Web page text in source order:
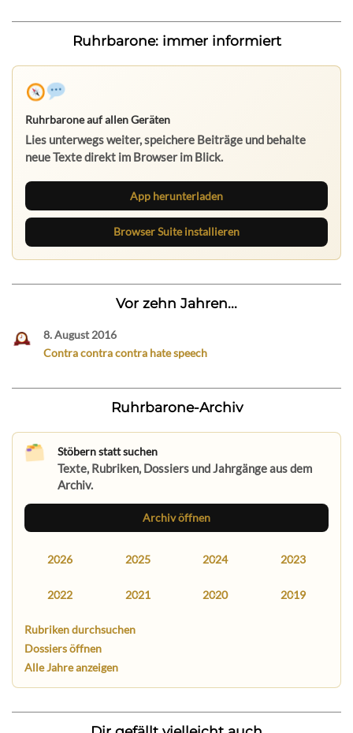
Ruhrbarone: immer informiert
Ruhrbarone auf allen Geräten
Lies unterwegs weiter, speichere Beiträge und behalte
neue Texte direkt im Browser im Blick.
App herunterladen
Browser Suite installieren
Vor zehn Jahren...
8. August 2016
Contra contra contra hate speech
Ruhrbarone-Archiv
Stöbern statt suchen
Texte, Rubriken, Dossiers und Jahrgänge aus dem
Archiv.
Archiv öffnen
2026 2025 2024 2023
2022 2021 2020 2019
Rubriken durchsuchen
Dossiers öffnen
Alle Jahre anzeigen